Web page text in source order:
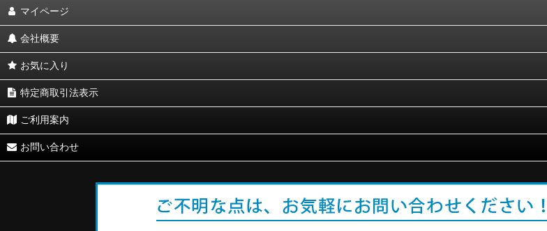
マイページ
会社概要
お気に入り
特定商取引法表示
ご利用案内
お問い合わせ